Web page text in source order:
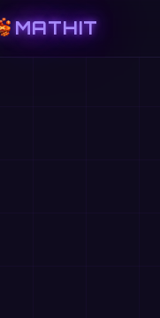
MATHIT